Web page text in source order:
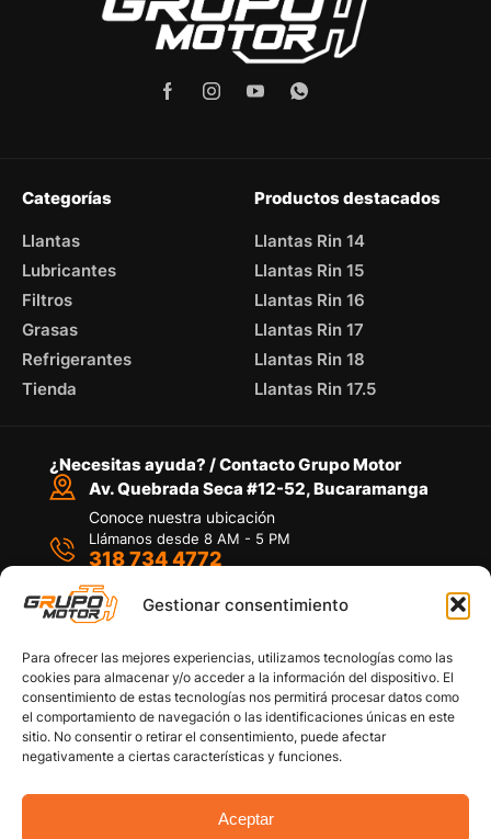
Gestionar consentimiento
Para ofrecer las mejores experiencias, utilizamos tecnologías como las
cookies para almacenar y/o acceder a la información del dispositivo. El
consentimiento de estas tecnologías nos permitirá procesar datos como
el comportamiento de navegación o las identificaciones únicas en este
sitio. No consentir o retirar el consentimiento, puede afectar
negativamente a ciertas características y funciones.
Aceptar
Categorías
Llantas
Lubricantes
Filtros
Grasas
Refrigerantes
Tienda
Productos destacados
Llantas Rin 14
Llantas Rin 15
Llantas Rin 16
Llantas Rin 17
Llantas Rin 18
Llantas Rin 17.5
¿Necesitas ayuda? / Contacto Grupo Motor
Av. Quebrada Seca #12-52, Bucaramanga
Conoce nuestra ubicación
Llámanos desde 8 AM - 5 PM
318 734 4772
Por medio de WhatsApp
Políticas de privacidad
Política de devoluciones y/o reembolsos
Términos y Condiciones